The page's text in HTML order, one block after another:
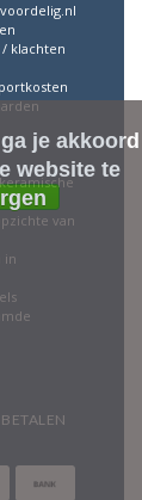
klachten
van
in
je akkoord
website te